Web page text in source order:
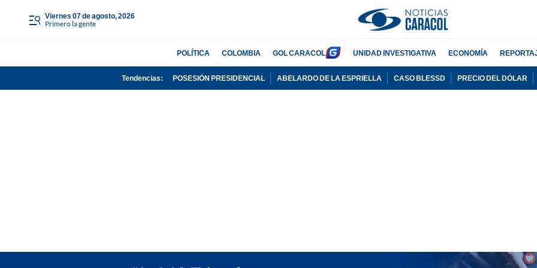
viernes 07 de agosto, 2026
Primero la gente
POLÍTICA COLOMBIA GOL CARACOL UNIDAD INVESTIGATIVA ECONOMÍA
Tendencias: POSESIÓN PRESIDENCIAL ABELARDO DE LA ESPRIELLA CASO BLESSD PRECIO DEL DÓLAR